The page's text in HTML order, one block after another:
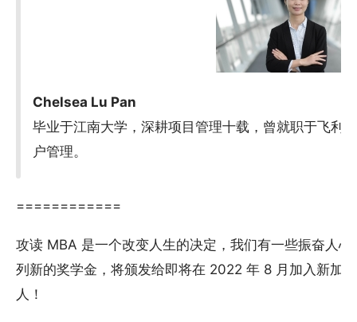
Chelsea Lu Pan
毕业于江南大学，深耕项目管理十载，曾就职于飞利
户管理。
============
攻读 MBA 是一个改变人生的决定，我们有一些振奋人
列新的奖学金，将颁发给即将在 2022 年 8 月加入新加
人！